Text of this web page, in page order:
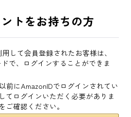
トをお持ちの方
して会員登録されたお客様は、
で、ログインすることができま
前にAmazonIDでログインされてい
てログインいただく必要がありま
ご確認ください。